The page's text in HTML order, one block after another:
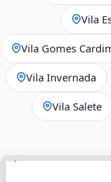
Vila
Vila Gomes
Vila Invernada
Vila Salete